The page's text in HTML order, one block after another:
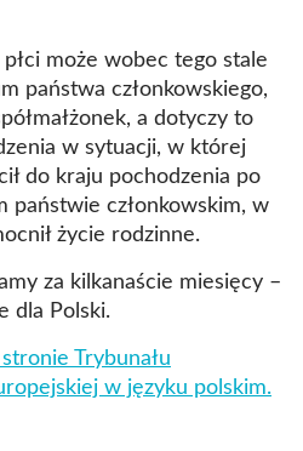
może wobec tego stale
państwa członkowskiego,
a dotyczy to
w sytuacji, w której
do kraju pochodzenia po
państwie członkowskim, w
życie rodzinne.
za kilkanaście miesięcy –
dla Polski.
Trybunału
w języku polskim.